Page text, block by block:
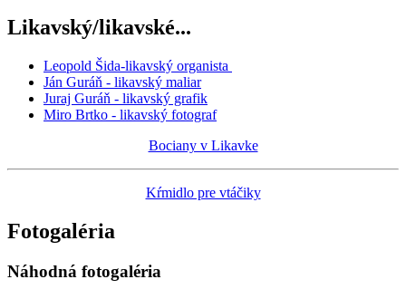
Likavský/likavské...
Leopold Šida-likavský organista
Ján Guráň - likavský maliar
Juraj Guráň - likavský grafik
Miro Brtko - likavský fotograf
Bociany v Likavke
Kŕmidlo pre vtáčiky
Fotogaléria
Náhodná fotogaléria